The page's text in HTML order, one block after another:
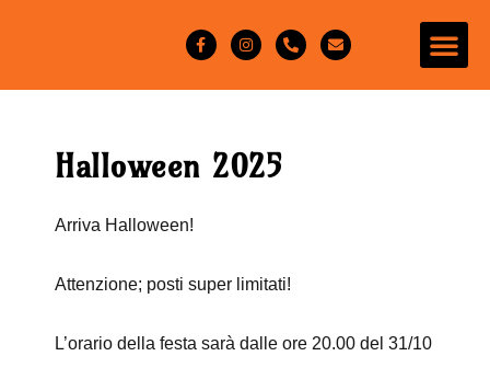
Halloween 2025
Arriva Halloween!
Attenzione; posti super limitati!
L’orario della festa sarà dalle ore 20.00 del 31/10